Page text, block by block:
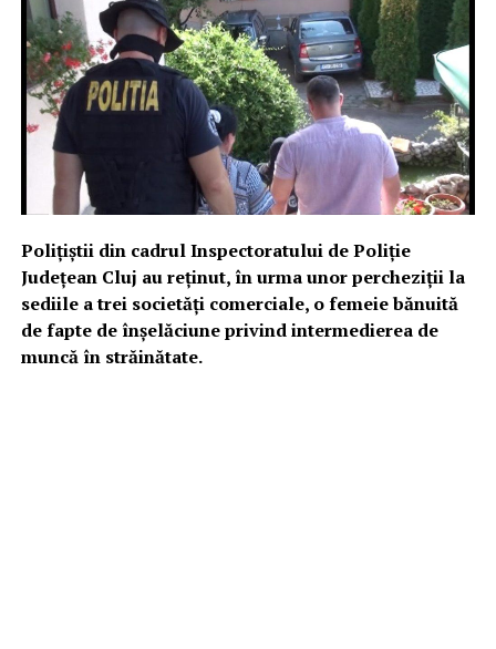
Poliţiştii din cadrul Inspectoratului de Poliţie
Judeţean Cluj au reţinut, în urma unor percheziţii la
sediile a trei societăţi comerciale, o femeie bănuită
de fapte de înşelăciune privind intermedierea de
muncă în străinătate.